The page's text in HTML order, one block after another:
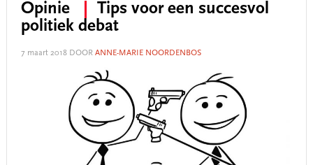
Opinie
Tips voor een succesvol
politiek debat
7 maart 2018DOOR ANNE-MARIE NOORDENBOS